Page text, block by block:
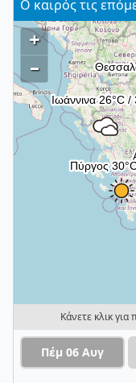
Ο καιρός τις
+
–
Κάνετε κλικ
Πέμ 06 Αυγ